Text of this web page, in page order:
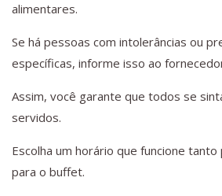
alimentares.
Se há pessoas com intolerâncias ou
específicas, informe isso ao
Assim, você garante que todos se
servidos.
Escolha um horário que funcione
para o buffet.